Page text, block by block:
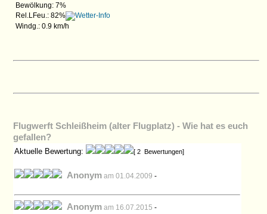
Bewölkung: 7%
Rel.LFeu.: 82%
Windg.: 0.9 km/h
Flugwerft Schleißheim (alter Flugplatz) - Wie hat es euch
gefallen?
Aktuelle Bewertung: [ 2 Bewertungen]
Anonym am 01.04.2009 -
Anonym am 16.07.2015 -